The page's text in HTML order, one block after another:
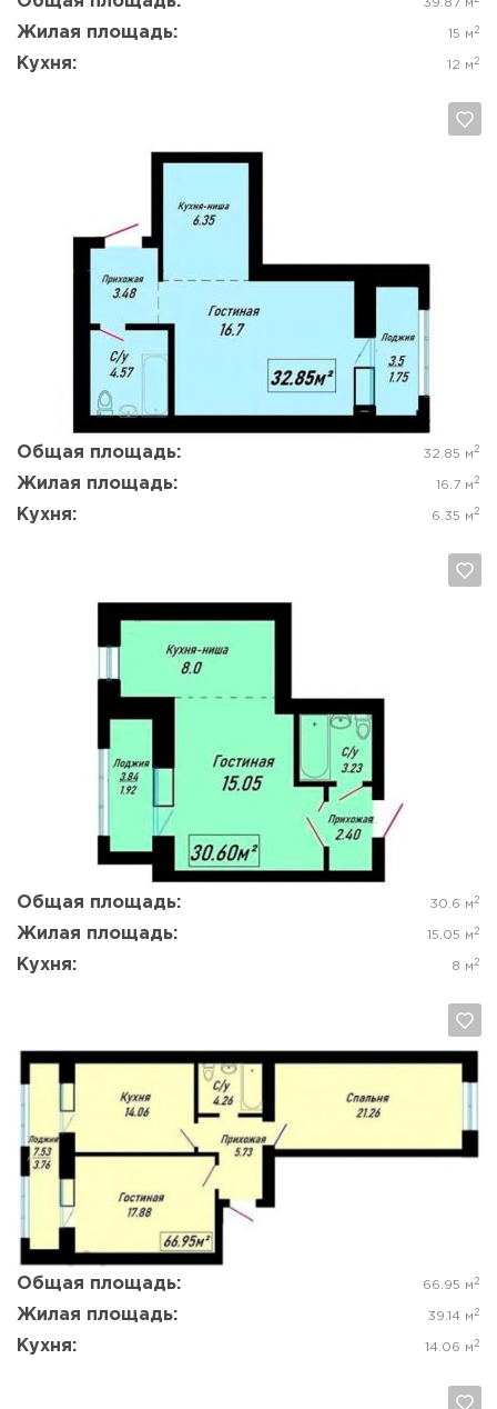
39.87 м
Жилая площадь: 15 м 2
Кухня: 12 м 2
Общая площадь: 32.85 м 2
Жилая площадь: 16.7 м 2
Кухня: 6.35 м 2
Да, удалить
Общая площадь: 30.6 м 2
Жилая площадь: 15.05 м 2
Кухня: 8 м 2
Да, удалить Отмена
Общая площадь: 66.95 м 2
Жилая площадь: 39.14 м 2
Кухня: 14.06 м 2
Да, удалить